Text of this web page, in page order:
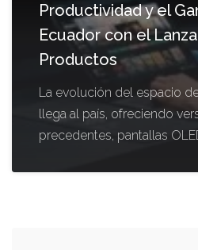
Productividad y el
Ecuador con el
Productos
La evolución del espacio
llega al país, ofreciendo
precedentes, pantallas